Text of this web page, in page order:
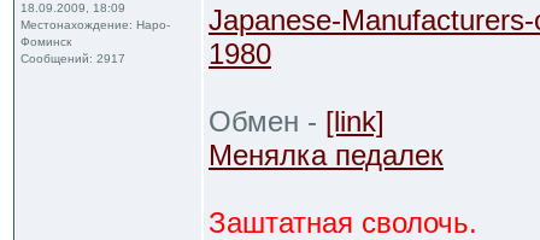
18.09.2009, 18:09
Местонахождение: Наро-
Фоминск
Сообщений: 2917
Japanese-
1980
Обмен - [link]
Менялка педалек
Заштатная сволочь.